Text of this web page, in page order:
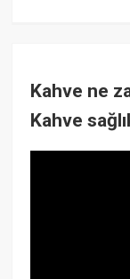
Kahve ne
Kahve